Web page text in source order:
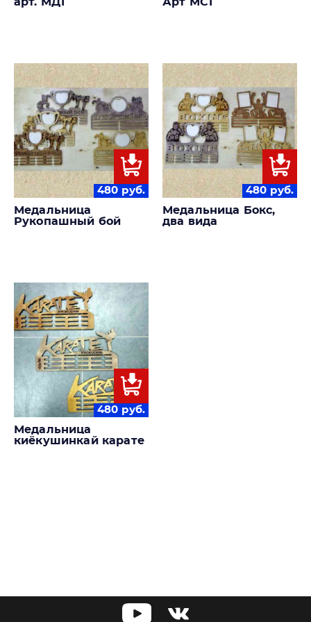
480 руб.
Медальница
Рукопашный бой
480 руб.
Медальница Бокс,
два вида
480 руб.
Медальница
киёкушинкай карате